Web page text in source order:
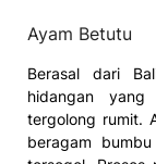
Ayam Betutu
Berasal dari
hidangan
tergolong rumit.
beragam